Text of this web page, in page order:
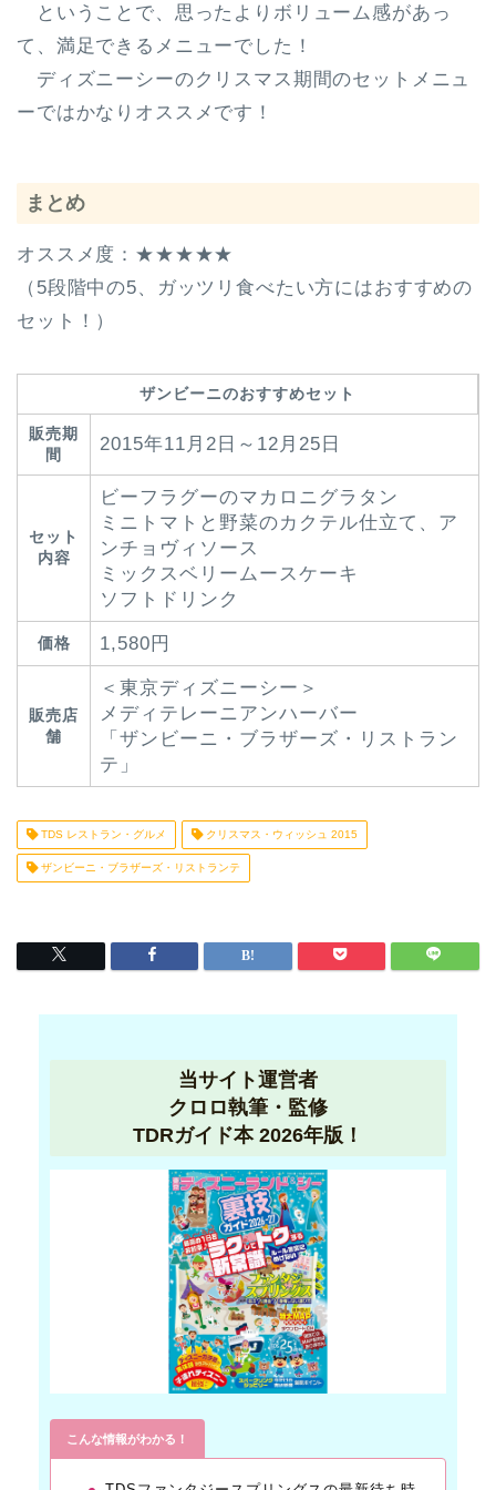
ということで、思ったよりボリューム感があっ
て、満足できるメニューでした！
ディズニーシーのクリスマス期間のセットメニュ
ーではかなりオススメです！
まとめ
オススメ度：★★★★★
（5段階中の5、ガッツリ食べたい方にはおすすめの
セット！）
ザンビーニのおすすめセット
販売期
間
2015年11月2日～12月25日
セット
内容
ビーフラグーのマカロニグラタン
ミニトマトと野菜のカクテル仕立て、ア
ンチョヴィソース
ミックスベリームースケーキ
ソフトドリンク
価格 1,580円
販売店
舗
＜東京ディズニーシー＞
メディテレーニアンハーバー
「ザンビーニ・ブラザーズ・リストラン
テ」
TDS レストラン・グルメ クリスマス・ウィッシュ 2015
ザンビーニ・ブラザーズ・リストランテ
当サイト運営者
クロロ執筆・監修
TDRガイド本 2026年版！
こんな情報がわかる！